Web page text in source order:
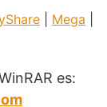
Mega
es: